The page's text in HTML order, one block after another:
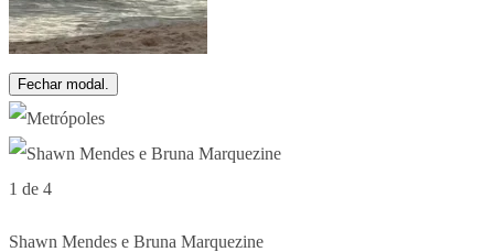
Fechar modal.
1 de 4
Shawn Mendes e Bruna Marquezine